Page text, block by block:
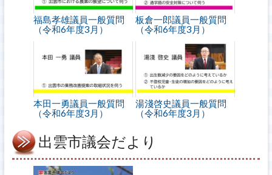
福島孝雄議員一般質問
（令和6年度3月）
板倉一郎議員一般質問
（令和6年度3月）
本田一勇議員一般質問
（令和6年度3月）
湯淺啓史議員一般質問
（令和6年度3月）
出雲市議会だより